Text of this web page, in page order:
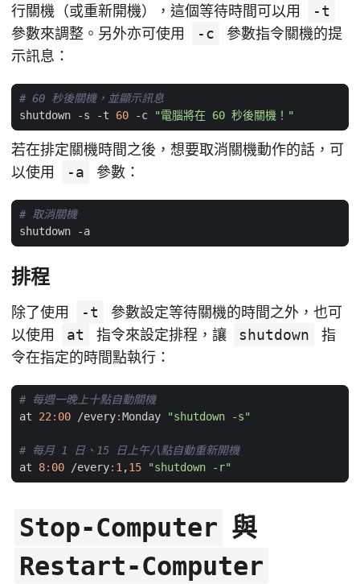
行關機（或重新開機），這個等待時間可以用
-t
參數來調整。另外亦可使用
-c
參數指令關機的提
示訊息：
# 60 秒後關機，並顯示訊息
shutdown
-s -t 60 -c "電腦將在 60 秒後關機！"
若在排定關機時間之後，想要取消關機動作的話，可
以使用
-a 參數：
# 取消關機
shutdown
-a
排程
除了使用 -t
參數設定等待關機的時間之外，也可
以使用
at 指令來設定排程，讓 shutdown
指
令在指定的時間點執行：
# 每週一晚上十點自動關機
at
22: 00 /every:Monday "shutdown -s"
# 每月 1 日、15 日上午八點自動重新開機
at
8: 00 /every: 1,15 "shutdown -r"
Stop-Computer 與
Restart-Computer